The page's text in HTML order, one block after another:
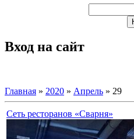
Вход на сайт
Главная » 2020 » Апрель » 29
Сеть ресторанов «Сварня»